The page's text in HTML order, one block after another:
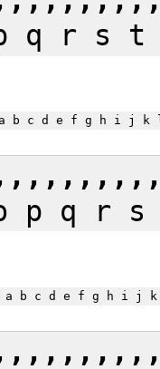
q r s t
b c d e f g h i j k l
p q r s
a b c d e f g h i j k